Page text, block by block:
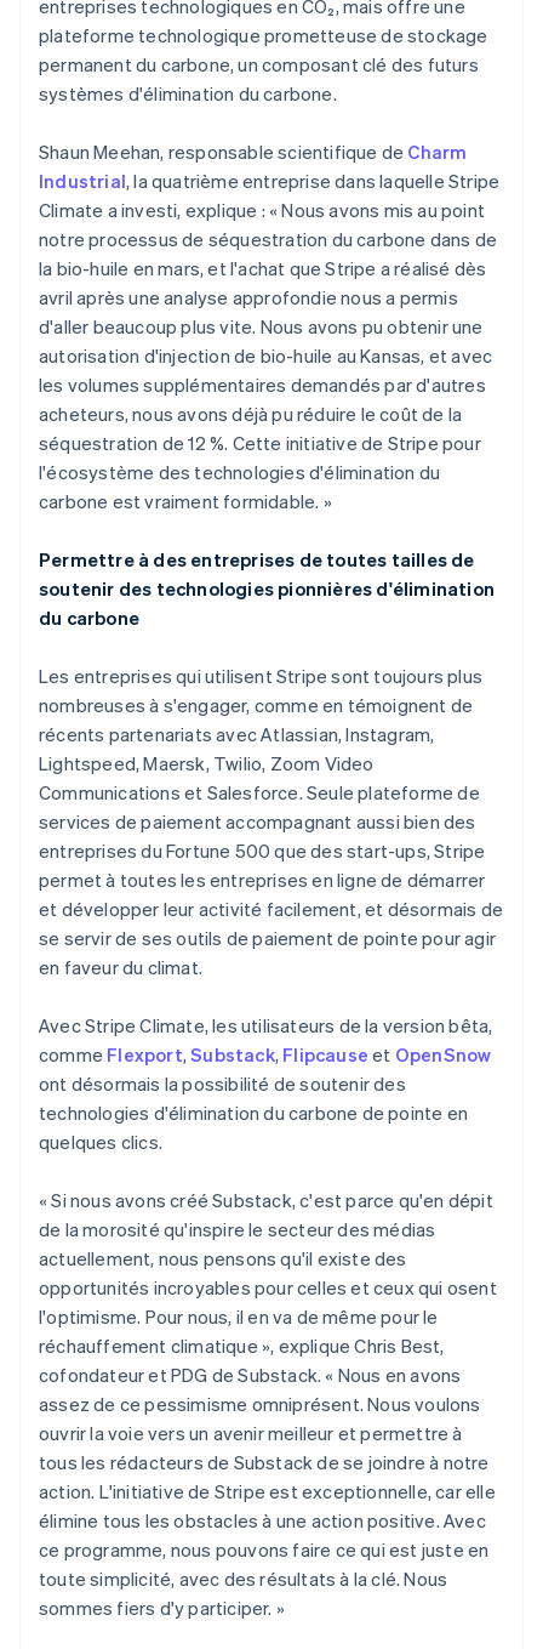
entreprises technologiques en CO₂, mais offre une
plateforme technologique prometteuse de stockage
permanent du carbone, un composant clé des futurs
systèmes d'élimination du carbone.
Shaun Meehan, responsable scientifique de Charm
Industrial, la quatrième entreprise dans laquelle Stripe
Climate a investi, explique : « Nous avons mis au point
notre processus de séquestration du carbone dans de
la bio-huile en mars, et l'achat que Stripe a réalisé dès
avril après une analyse approfondie nous a permis
d'aller beaucoup plus vite. Nous avons pu obtenir une
autorisation d'injection de bio-huile au Kansas, et avec
les volumes supplémentaires demandés par d'autres
acheteurs, nous avons déjà pu réduire le coût de la
séquestration de 12 %. Cette initiative de Stripe pour
l'écosystème des technologies d'élimination du
carbone est vraiment formidable. »
Permettre à des entreprises de toutes tailles de
soutenir des technologies pionnières d'élimination
du carbone
Les entreprises qui utilisent Stripe sont toujours plus
nombreuses à s'engager, comme en témoignent de
récents partenariats avec Atlassian, Instagram,
Lightspeed, Maersk, Twilio, Zoom Video
Communications et Salesforce. Seule plateforme de
services de paiement accompagnant aussi bien des
entreprises du Fortune 500 que des start-ups, Stripe
permet à toutes les entreprises en ligne de démarrer
et développer leur activité facilement, et désormais de
se servir de ses outils de paiement de pointe pour agir
en faveur du climat.
Avec Stripe Climate, les utilisateurs de la version bêta,
comme Flexport,Substack, Flipcause et OpenSnow
ont désormais la possibilité de soutenir des
technologies d'élimination du carbone de pointe en
quelques clics.
« Si nous avons créé Substack, c'est parce qu'en dépit
de la morosité qu'inspire le secteur des médias
actuellement, nous pensons qu'il existe des
opportunités incroyables pour celles et ceux qui osent
l'optimisme. Pour nous, il en va de même pour le
réchauffement climatique », explique Chris Best,
cofondateur et PDG de Substack. « Nous en avons
assez de ce pessimisme omniprésent. Nous voulons
ouvrir la voie vers un avenir meilleur et permettre à
tous les rédacteurs de Substack de se joindre à notre
action. L'initiative de Stripe est exceptionnelle, car elle
élimine tous les obstacles à une action positive. Avec
ce programme, nous pouvons faire ce qui est juste en
toute simplicité, avec des résultats à la clé. Nous
sommes fiers d'y participer. »
Allemagne
DeutschEnglish
Autriche
Deutsch English
Belgique
NederlandsFrançaisDeutsch English
Brésil
PortuguêsEnglish
Bulgarie
English
Canada
EnglishFrançais
Chine continentale
简体中文 English
Chypre
English
Croatie
Danemark
English
Émirats arabes unis
English
EspañolEnglish
Estonie
English
États-Unis
English Español简体中文
Finlande
EnglishSvenska
France
FrançaisEnglish
Gibraltar
English
Grèce
English
English
Inde
English
Irlande
English
Italie
日本語English
Lettonie
English
Liechtenstein
DeutschEnglish
Lituanie
English
Luxembourg
Français DeutschEnglish
Malaisie
English简体中文
Malte
English
EspañolEnglish
Norvège
English